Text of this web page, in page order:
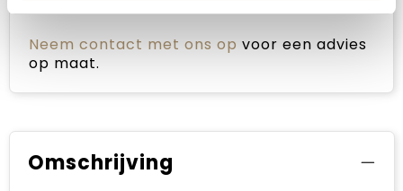
zoekt?
Neem contact met ons op voor een advies
op maat.
Omschrijving